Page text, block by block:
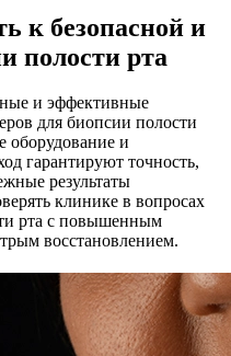
к безопасной и
полости рта
и эффективные
для биопсии полости
оборудование и
гарантируют точность,
результаты
клинике в вопросах
рта с повышенным
восстановлением.